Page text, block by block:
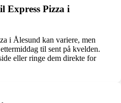
Express Pizza i
i Ålesund kan variere, men
til sent på kvelden.
eller ringe dem direkte for